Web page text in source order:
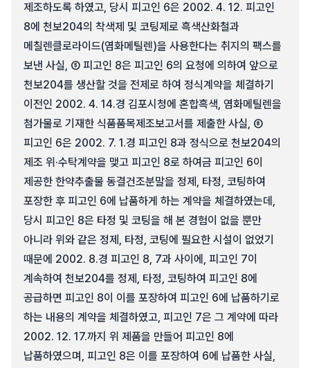
제조하도록 하였고, 당시 피고인 6은 2002. 4. 12. 피고인
8에 천보204의 착색제 및 코팅제로 흑색산화철과
메칠렌클로라이드(염화메틸렌)을 사용한다는 취지의 팩스를
보낸 사실, ⑤ 피고인 8은 피고인 6의 요청에 의하여 앞으로
천보204를 생산할 것을 전제로 하여 정식계약을 체결하기
이전인 2002. 4. 14.경 김포시청에 혼합흑색, 염화메틸렌을
첨가물로 기재한 식품품목제조보고서를 제출한 사실, ⑥
피고인 6은 2002. 7. 1.경 피고인 8과 정식으로 천보204의
제조 위·수탁계약을 맺고 피고인 8로 하여금 피고인 6이
제공한 한약추출물 동결건조분말을 정제, 타정, 코팅하여
포장한 후 피고인 6에 납품하게 하는 계약을 체결하였는데,
당시 피고인 8은 타정 및 코팅을 해 본 경험이 없을 뿐만
아니라 위와 같은 정제, 타정, 코팅에 필요한 시설이 없었기
때문에 2002. 8.경 피고인 8, 7과 사이에, 피고인 7이
계속하여 천보204를 정제, 타정, 코팅하여 피고인 8에
공급하면 피고인 8이 이를 포장하여 피고인 6에 납품하기로
하는 내용의 계약을 체결하였고, 피고인 7은 그 계약에 따라
2002. 12. 17.까지 위 제품을 만들어 피고인 8에
납품하였으며, 피고인 8은 이를 포장하여 6에 납품한 사실,